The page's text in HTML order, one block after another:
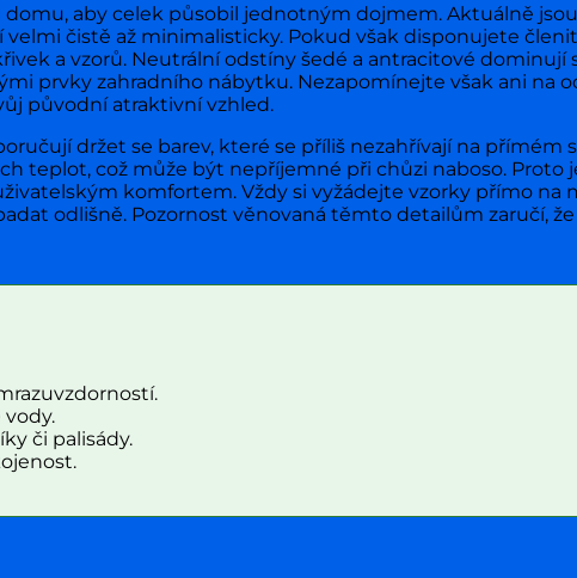
aby celek působil jednotným dojmem. Aktuálně
čistě až minimalisticky. Pokud však disponujete
a vzorů. Neutrální odstíny šedé a antracitové dominují
prvky zahradního nábytku. Nezapomínejte však ani na
původní atraktivní vzhled.
držet se barev, které se příliš nezahřívají na přímém
teplot, což může být nepříjemné při chůzi naboso. Proto
komfortem. Vždy si vyžádejte vzorky přímo na
odlišně. Pozornost věnovaná těmto detailům zaručí,
či palisády.